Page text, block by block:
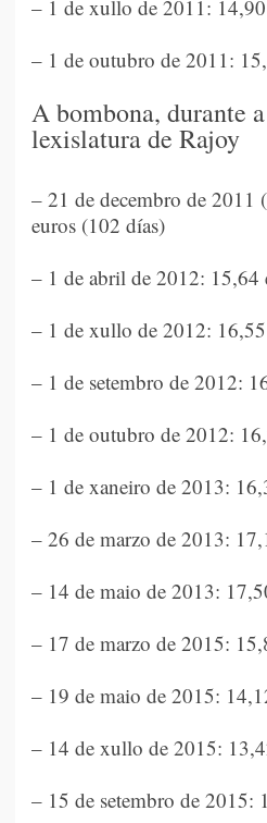
– 1 de xullo de 2011:
– 1 de outubro de 2011:
A bombona, durante
lexislatura de Rajoy
– 21 de decembro de 2011
euros (102 días)
– 1 de abril de 2012: 15,64
– 1 de xullo de 2012:
– 1 de setembro de 2012:
– 1 de outubro de 2012:
– 1 de xaneiro de 2013:
– 26 de marzo de 2013:
– 14 de maio de 2013:
– 17 de marzo de 2015:
– 19 de maio de 2015:
– 14 de xullo de 2015:
– 15 de setembro de 2015: